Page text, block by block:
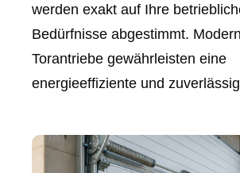
werden exakt auf Ihre
Bedürfnisse abgestimmt.
Torantriebe gewährleisten eine
energieeffiziente und